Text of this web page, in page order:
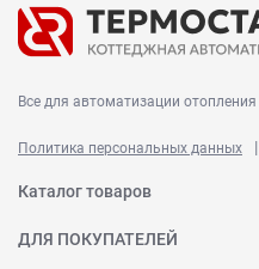
Все для автоматизации отопления
Политика персональных данных |
Каталог товаров
ДЛЯ ПОКУПАТЕЛЕЙ